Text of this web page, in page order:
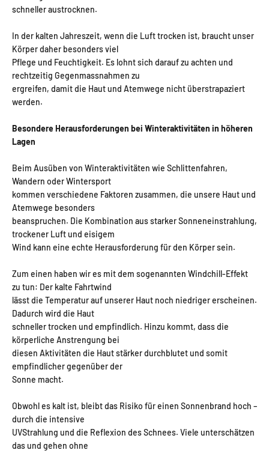
schneller austrocknen.
In der kalten Jahreszeit, wenn die Luft trocken ist, braucht unser
Körper daher besonders viel
Pflege und Feuchtigkeit. Es lohnt sich darauf zu achten und
rechtzeitig Gegenmassnahmen zu
ergreifen, damit die Haut und Atemwege nicht überstrapaziert
werden.
Besondere Herausforderungen bei Winteraktivitäten in höheren
Lagen
Beim Ausüben von Winteraktivitäten wie Schlittenfahren,
Wandern oder Wintersport
kommen verschiedene Faktoren zusammen, die unsere Haut und
Atemwege besonders
beanspruchen. Die Kombination aus starker Sonneneinstrahlung,
trockener Luft und eisigem
Wind kann eine echte Herausforderung für den Körper sein.
Zum einen haben wir es mit dem sogenannten Windchill-Effekt
zu tun: Der kalte Fahrtwind
lässt die Temperatur auf unserer Haut noch niedriger erscheinen.
Dadurch wird die Haut
schneller trocken und empfindlich. Hinzu kommt, dass die
körperliche Anstrengung bei
diesen Aktivitäten die Haut stärker durchblutet und somit
empfindlicher gegenüber der
Sonne macht.
Obwohl es kalt ist, bleibt das Risiko für einen Sonnenbrand hoch –
durch die intensive
UVStrahlung und die Reflexion des Schnees. Viele unterschätzen
das und gehen ohne